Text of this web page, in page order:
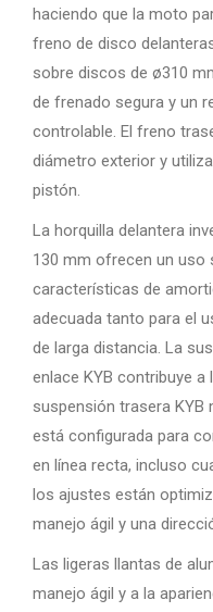
haciendo que la moto
freno de disco
sobre discos de ø310
de frenado segura y un
controlable. El freno
diámetro exterior y
pistón.
La horquilla delantera
130 mm ofrecen un uso
características de
adecuada tanto para el
de larga distancia. La
enlace KYB contribuye a
suspensión trasera
está configurada para
en línea recta, incluso
los ajustes están
manejo ágil y una
Las ligeras llantas de
manejo ágil y a la